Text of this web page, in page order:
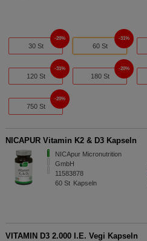
30 St
20%
60 St
31%
120 St
31%
180 St
20%
750 St
20%
NICAPUR Vitamin K2 & D3 Kapseln
NICApur Micronutrition
GmbH
11583878
60 St Kapseln
VITAMIN D3 2.000 I.E. Vegi Kapseln